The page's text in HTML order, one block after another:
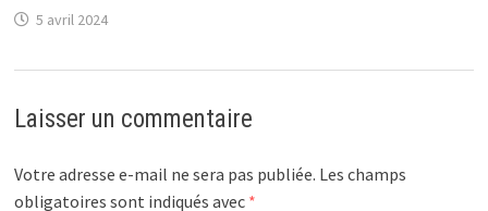
5 avril 2024
Laisser un commentaire
Votre adresse e-mail ne sera pas publiée. Les champs
obligatoires sont indiqués avec *